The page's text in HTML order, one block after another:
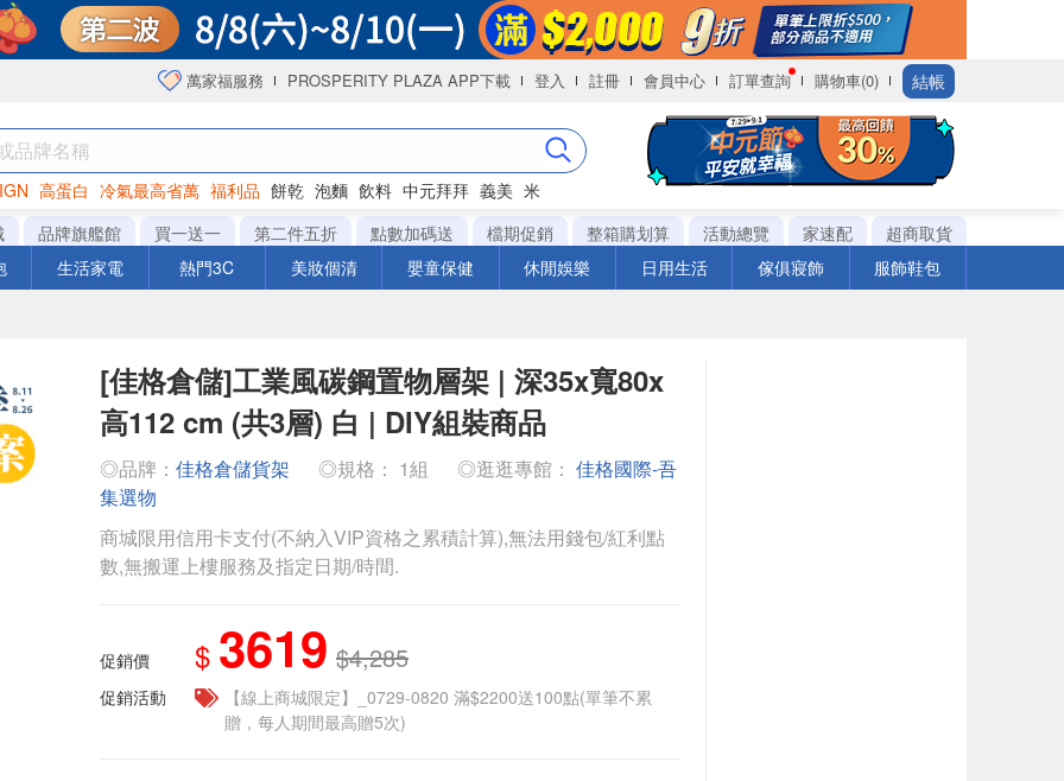
萬家福服務 PROSPERITY PLAZA APP下載 登入 註冊 會員中心 訂單查詢 購物車(0) 結帳
高蛋白 冷氣最高省萬 福利品 餅乾 泡麵 飲料 中元拜拜 義美 米
海苔
品牌旗艦館 買一送一 第二件五折 點數加碼送 檔期促銷 整箱購划算 活動總覽 家速配
超商取貨
生活家電 熱門3C 美妝個清 嬰童保健 休閒娛樂 日用生活 傢俱寢飾 服飾鞋包
[佳格倉儲]工業風碳鋼置物層架 | 深35x寬80x
高112 cm (共3層) 白 | DIY組裝商品
◎品牌： 佳格倉儲貨架 ◎規格： 1組 ◎逛逛專館： 佳格國際-吾
集選物
商城限用信用卡支付(不納入VIP資格之累積計算),無法用錢包/紅利點
數,無搬運上樓服務及指定日期/時間.
促銷價 $ 3619 $4,285
促銷活動
【線上商城限定】_0729-0820 滿$2200送100點(單筆不累
贈，每人期間最高贈5次)